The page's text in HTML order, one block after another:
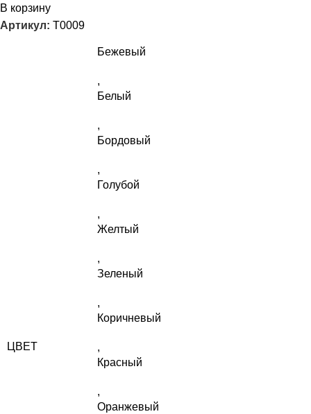
В корзину
Артикул: T0009
ЦВЕТ
Бежевый
,
Белый
,
Бордовый
,
Голубой
,
Желтый
,
Зеленый
,
Коричневый
,
Красный
,
Оранжевый